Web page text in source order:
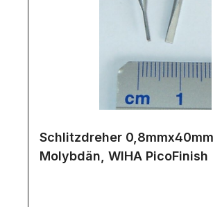
Schlitzdreher
Molybdän, WIHA PicoFinish